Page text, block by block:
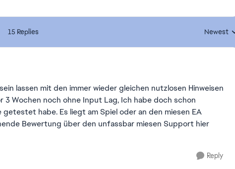
15 Replies Replies
Newest
lassen mit den immer wieder gleichen nutzlosen Hinweisen
Wochen noch ohne Input Lag, Ich habe doch schon
habe. Es liegt am Spiel oder an den miesen EA
Bewertung über den unfassbar miesen Support hier
Reply